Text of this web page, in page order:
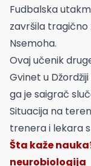
Fudbalska
završila tragično
Nsemoha.
Ovaj učenik
Gvinet u
ga je saigrač
Situacija na
trenera i lekara
Šta kaže
neurobiologija